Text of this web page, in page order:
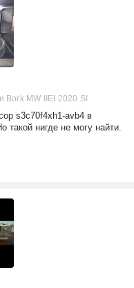
Bork MW IIEI 2020 SI
s3c70f4xh1-avb4 в
такой нигде не могу найти.